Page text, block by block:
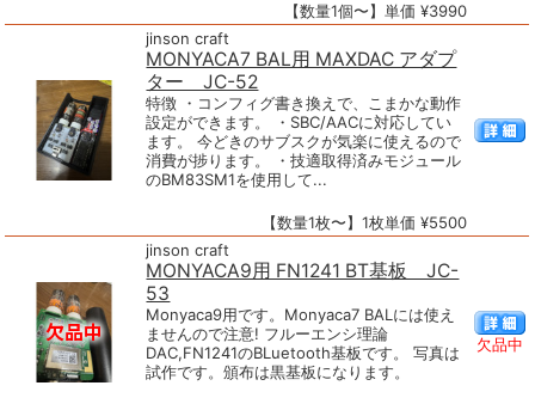
【数量1個〜】単価 ¥3990
jinson craft
MONYACA7 BAL用 MAXDAC アダプ
ター JC-52
特徴 ・コンフィグ書き換えで、こまかな動作
設定ができます。 ・SBC/AACに対応してい
ます。 今どきのサブスクが気楽に使えるので
消費が捗ります。 ・技適取得済みモジュール
のBM83SM1を使用して...
【数量1枚〜】1枚単価 ¥5500
jinson craft
MONYACA9用 FN1241 BT基板 JC-
53
Monyaca9用です。Monyaca7 BALには使え
ませんので注意! フルーエンシ理論
DAC,FN1241のBLuetooth基板です。 写真は
試作です。頒布は黒基板になります。
欠品中